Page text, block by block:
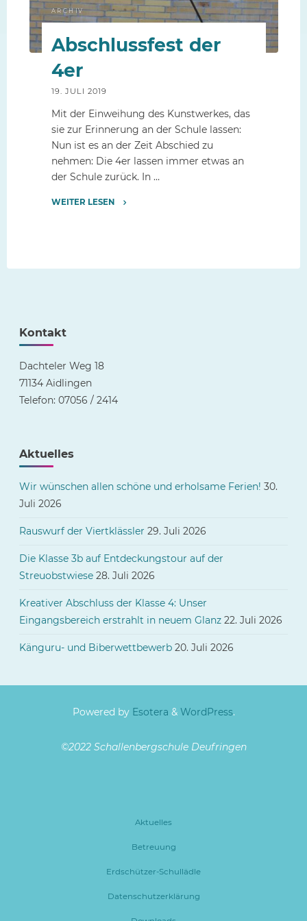
ARCHIV
Abschlussfest der
4er
19. JULI 2019
Mit der Einweihung des Kunstwerkes, das
sie zur Erinnerung an der Schule lassen:
Nun ist es an der Zeit Abschied zu
nehmen: Die 4er lassen immer etwas an
der Schule zurück. In …
WEITER LESEN
Kontakt
Dachteler Weg 18
71134 Aidlingen
Telefon: 07056 / 2414
Aktuelles
Wir wünschen allen schöne und erholsame Ferien! 30.
Juli 2026
Rauswurf der Viertklässler 29. Juli 2026
Die Klasse 3b auf Entdeckungstour auf der
Streuobstwiese 28. Juli 2026
Kreativer Abschluss der Klasse 4: Unser
Eingangsbereich erstrahlt in neuem Glanz 22. Juli 2026
Känguru- und Biberwettbewerb 20. Juli 2026
Powered byEsotera & WordPress.
©2022 Schallenbergschule Deufringen
Aktuelles
Betreuung
Erdschützer-Schullädle
Datenschutzerklärung